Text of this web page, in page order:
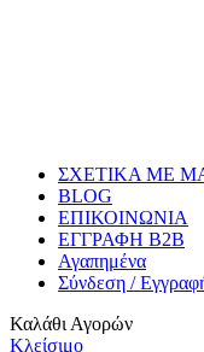
ΣΧΕΤΙΚΑ ΜΕ
BLOG
ΕΠΙΚΟΙΝΩΝΙΑ
ΕΓΓΡΑΦΗ Β2Β
Αγαπημένα
Σύνδεση /
Καλάθι Αγορών
Κλείσιμο